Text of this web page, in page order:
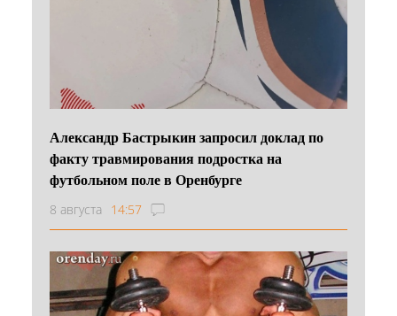
Александр Бастрыкин запросил доклад по
факту травмирования подростка на
футбольном поле в Оренбурге
8 августа 14:57